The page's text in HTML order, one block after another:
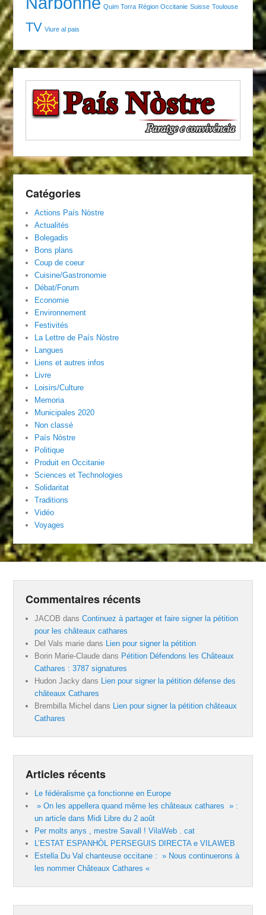
Quim Torra Région Occitanie Suisse Toulouse
TV Viure al pais
Catégories
Actions País Nòstre
Actualités
Bolegadis
Bons plans
Coup de coeur
Cuisine/Gastronomie
Débat/Forum
Economie
Environnement
Festivités
La Lettre de País Nòstre
Langues
Liens et autres infos
Livre
Loisirs/Culture
Memoria
Municipales 2020
Non classé
País Nòstre
Politique
Produit en Occitanie
Sciences et Technologies
Solidaritat
Traditions
Vidéo
Voyages
Commentaires récents
JACOB dansContinuez à partager et faire signer la pétition
pour les châteaux cathares
Del Vals marie dans
Lien pour signer la pétition
Borin Marie-Claude dans Pétition Défendons les Châteaux
Cathares : 3787 signatures
Hudon Jacky dans
Lien pour signer la pétition défense des
châteaux Cathares
Brembilla Michel dans
Lien pour signer la pétition châteaux
Cathares
Articles récents
Le fédéralisme ça fonctionne en Europe
» On les appellera quand même les châteaux cathares » :
un article dans Midi Libre du 2 août
Per molts anys , mestre Savall ! VilaWeb . cat
L’ESTAT ESPANHÒL PERSEGUIS DIRECTA e VILAWEB
Estella Du Val chanteuse occitane : » Nous continuerons à
les nommer Châteaux Cathares «